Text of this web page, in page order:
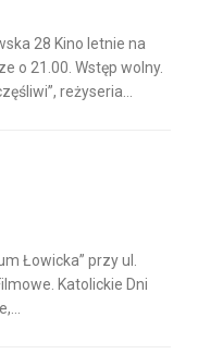
28 Kino letnie na
o 21.00. Wstęp wolny.
reżyseria…
Łowicka” przy ul.
Katolickie Dni